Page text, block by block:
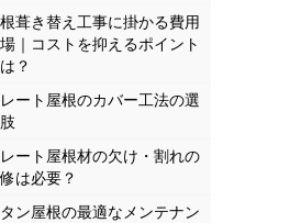
葺き替え工事に掛かる費用
｜コストを抑えるポイント
？
ート屋根のカバー工法の選
ート屋根材の欠け・割れの
は必要？
タン屋根の最適なメンテナン